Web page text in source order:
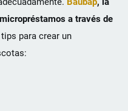
a través de
para crear un